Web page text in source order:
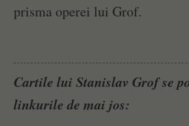
prisma operei lui Grof.
Cartile lui Stanislav Grof se
linkurile de mai jos: